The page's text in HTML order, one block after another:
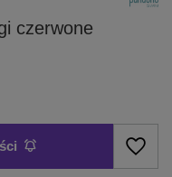
czerwone